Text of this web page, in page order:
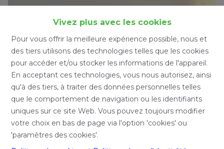
Vivez plus avec les cookies
Pour vous offrir la meilleure expérience possible, nous et
des tiers utilisons des technologies telles que les cookies
pour accéder et/ou stocker les informations de l'appareil.
En acceptant ces technologies, vous nous autorisez, ainsi
qu'à des tiers, à traiter des données personnelles telles
que le comportement de navigation ou les identifiants
uniques sur ce site Web. Vous pouvez toujours modifier
votre choix en bas de page via l'option 'cookies' ou
'paramètres des cookies'.